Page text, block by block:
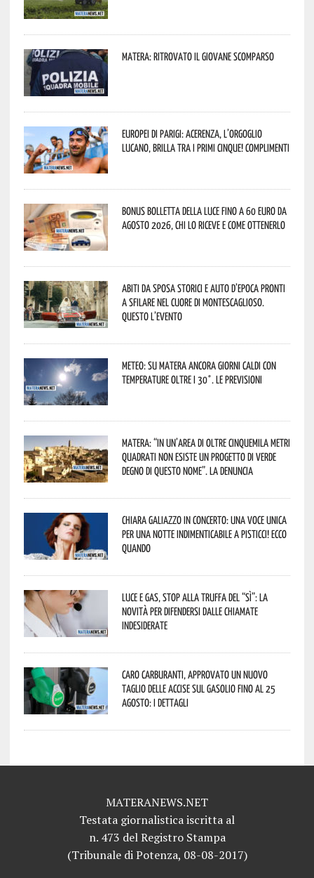
Matera: ritrovato il giovane scomparso
Europei di Parigi: Acerenza, l’orgoglio
lucano, brilla tra i primi cinque! Complimenti
Bonus bolletta della luce fino a 60 euro da
agosto 2026, chi lo riceve e come ottenerlo
Abiti da sposa storici e auto d’epoca pronti
a sfilare nel cuore di Montescaglioso.
Questo l’evento
Meteo: su Matera ancora giorni caldi con
temperature oltre i 30°. Le previsioni
Matera: “In un’area di oltre cinquemila metri
quadrati non esiste un progetto di verde
degno di questo nome”. La denuncia
Chiara Galiazzo in concerto: una voce unica
per una notte indimenticabile a Pisticci! Ecco
quando
Luce e gas, stop alla truffa del “Sì”: la
novità per difendersi dalle chiamate
indesiderate
Caro carburanti, approvato un nuovo
taglio delle accise sul gasolio fino al 25
agosto: i dettagli
MATERANEWS.NET
Testata giornalistica iscritta al
n. 473 del Registro Stampa
(Tribunale di Potenza, 08-08-2017)